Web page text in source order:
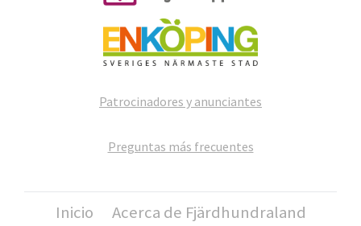
Patrocinadores y anunciantes
Preguntas más frecuentes
Inicio
Acerca de Fjärdhundraland